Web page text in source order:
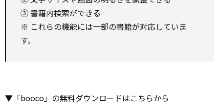
③ 書籍内検索ができる
※ これらの機能には一部の書籍が対応していま
す。
▼「booco」の無料ダウンロードはこちらから